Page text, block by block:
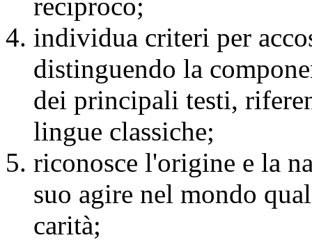
individua criteri per
distinguendo la
dei principali testi,
lingue classiche;
riconosce l'origine e la
suo agire nel mondo
carità;